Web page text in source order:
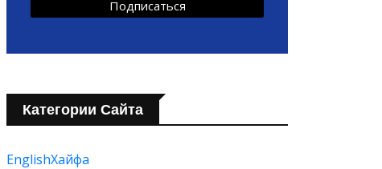
Категории Сайта
EnglishХайфа